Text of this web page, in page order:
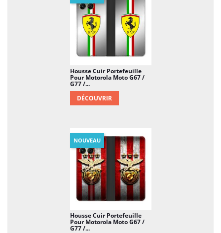
Housse Cuir Portefeuille
Pour Motorola Moto G67 /
G77 /...
DÉCOUVRIR
Housse Cuir Portefeuille
Pour Motorola Moto G67 /
G77 /...
NOUVEAU